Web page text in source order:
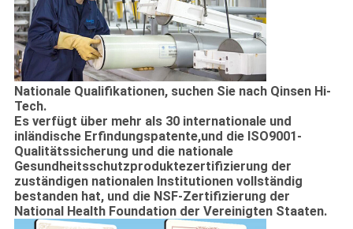
Nationale Qualifikationen, suchen Sie nach Qinsen Hi-
Tech.
Es verfügt über mehr als 30 internationale und
inländische Erfindungspatente,und die ISO9001-
Qualitätssicherung und die nationale
Gesundheitsschutzproduktezertifizierung der
zuständigen nationalen Institutionen vollständig
bestanden hat, und die NSF-Zertifizierung der
National Health Foundation der Vereinigten Staaten.